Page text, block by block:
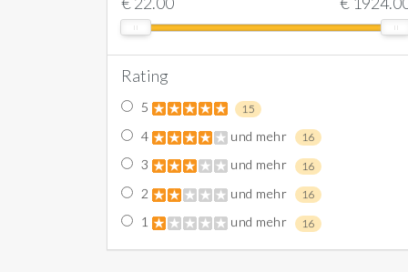
Rating
5 15
4 und mehr 16
3 und mehr 16
2 und mehr 16
1 und mehr 16